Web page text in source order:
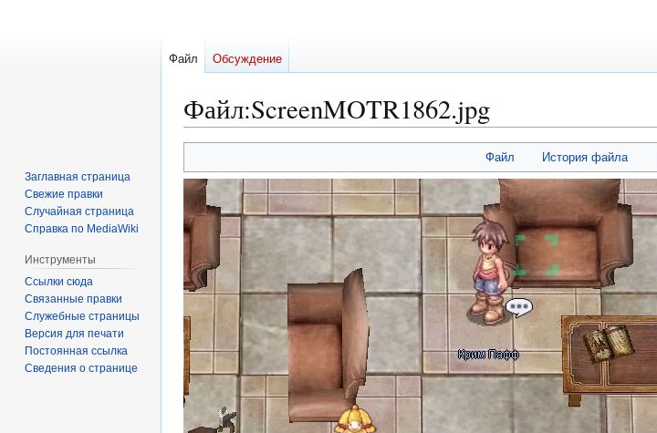
Файл:ScreenMOTR1862.jpg
к
навигации
к
поиску
Файл История файла
Файл Обсуждение
Заглавная страница
Свежие правки
Случайная страница
Справка по MediaWiki
Инструменты
Ссылки сюда
Связанные правки
Служебные страницы
Версия для печати
Постоянная ссылка
Сведения о странице